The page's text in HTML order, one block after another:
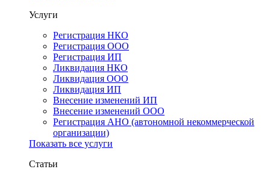
Услуги
Регистрация НКО
Регистрация ООО
Регистрация ИП
Ликвидация НКО
Ликвидация ООО
Ликвидация ИП
Внесение изменений ИП
Внесение изменений ООО
Регистрация АНО (автономной некоммерческой
организации)
Показать все услуги
Статьи